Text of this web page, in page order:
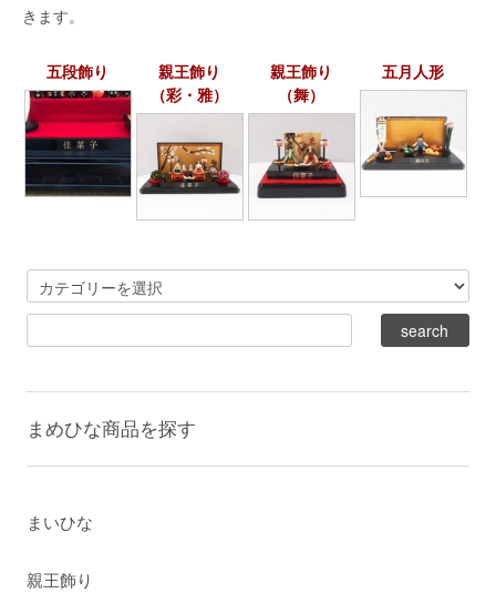
きます。
五段飾り
親王飾り
（彩・雅）
親王飾り
（舞）
五月人形
まめひな商品を探す
まいひな
親王飾り